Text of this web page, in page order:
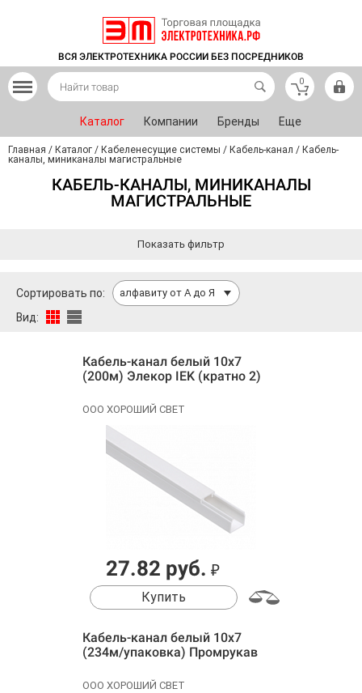
ВСЯ ЭЛЕКТРОТЕХНИКА РОССИИ БЕЗ ПОСРЕДНИКОВ
0
Каталог Компании Бренды Еще
Главная / Каталог / Кабеленесущие системы / Кабель-канал / Кабель-
каналы, миниканалы магистральные
КАБЕЛЬ-КАНАЛЫ, МИНИКАНАЛЫ
МАГИСТРАЛЬНЫЕ
Показать фильтр
Сортировать по: алфавиту от А до Я
Вид:
Кабель-канал белый 10х7
(200м) Элекор IEK (кратно 2)
ООО ХОРОШИЙ СВЕТ
27.82 руб. ₽
Купить
Кабель-канал белый 10х7
(234м/упаковка) Промрукав
ООО ХОРОШИЙ СВЕТ